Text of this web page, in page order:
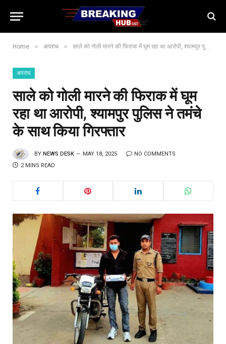
Home » अपराध » साले को गोली मारने की फिराक में घूम रहा था आरोपी, श्यामपुर पुलिस ने तमंचे के साथ किया गिरफ्तार
अपराध
साले को गोली मारने की फिराक में घूम
रहा था आरोपी, श्यामपुर पुलिस ने तमंचे
के साथ किया गिरफ्तार
BY NEWS DESK MAY 18, 2025
NO COMMENTS
2 MINS READ